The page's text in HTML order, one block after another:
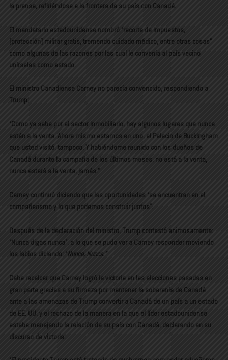
la prensa, refiriéndose a la frontera de su país con Canadá.
El mandatario estadounidense nombró “recorte de impuestos,
[protección] militar gratis, tremendo cuidado médico, entre otras cosas”
como algunas de las razones por las cual le convenía al país vecino
unírseles como estado.
El ministro Canadiense Carney no parecía convencido, respondiendo a
Trump:
“Como ya sabe por el sector inmobiliario, hay algunos lugares que nunca
están a la venta. Ahora mismo estamos en uno, el Palacio de Buckingham
que usted visitó, tampoco. Y habiéndome reunido con los dueños de
Canadá durante la campaña de los últimos meses, no está a la venta,
nunca estará a la venta, jamás.”
Carney continuó diciendo que las oportunidades “se encuentran en el
compañerismo y lo que podemos construir juntos”.
Después de la declaración del ministro, Trump contestó animosamente:
“Nunca digas nunca”, a lo que se pudo ver a Carney responder moviendo
los labios diciendo: “Nunca. Nunca.”
Cabe recalcar que Carney logró la victoria en las elecciones pasadas en
gran parte gracias a su firmeza por mantener la soberanía de Canadá
ante a las amenazas de Trump convertir a Canadá de un país a un estado
de EE. UU. y el rechazo de la manera en la que el líder estadounidense
estaba manejando la relación de su país con Canadá, declarando en su
discurso de victoria: